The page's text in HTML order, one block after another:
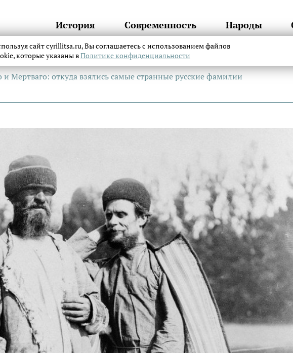
История Современность Народы
и Мертваго: откуда взялись самые странные русские фамилии
сайт cyrillitsa.ru, Вы соглашаетесь с использованием файлов
которые указаны вПолитике конфиденциальности